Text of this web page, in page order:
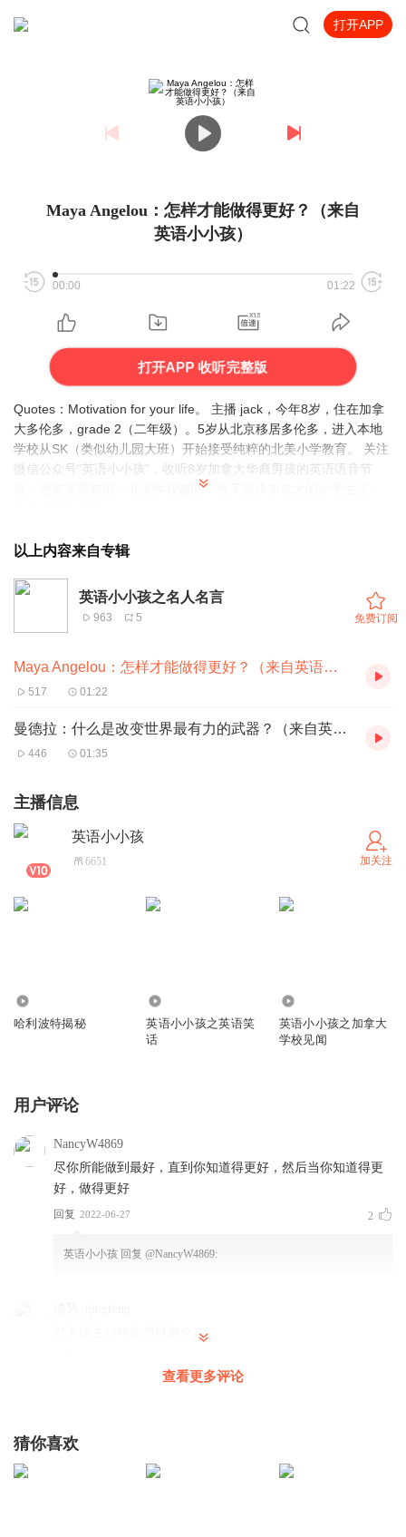
打开APP
Maya Angelou：怎样才能做得更好？（来自
英语小小孩）
00:00 01:22
打开APP 收听完整版
Quotes：Motivation for your life。 主播 jack，今年8岁，住在加拿
大多伦多，grade 2（二年级）。5岁从北京移居多伦多，进入本地
学校从SK（类似幼儿园大班）开始接受纯粹的北美小学教育。 关注
微信公众号“英语小小孩”，收听8岁加拿大华裔男孩的英语语音节
目，地道英语知识，北美学校趣闻，每天同步加拿大的小学生活，
以上内容来自专辑
英语小小孩之名人名言
963 5 免费订阅
Maya Angelou：怎样才能做得更好？（来自英语小小孩）
517 01:22
曼德拉：什么是改变世界最有力的武器？（来自英语小小孩）
446 01:35
主播信息
英语小小孩
6651 加关注
哈利波特揭秘
英语小小孩之英语笑
话
英语小小孩之加拿大
学校见闻
用户评论
NancyW4869
尽你所能做到最好，直到你知道得更好，然后当你知道得更
好，做得更好
回复 2022-06-27 2
英语小小孩 回复 @NancyW4869:
姆巴佩和亚马尔黑马
好喜欢小时候的声音
查看更多评论
猜你喜欢